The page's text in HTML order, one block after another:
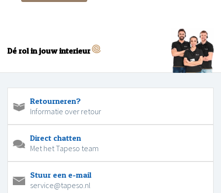
Dé rol in jouw interieur
Retourneren?
Informatie over retour
Direct chatten
Met het Tapeso team
Stuur een e-mail
service@tapeso.nl